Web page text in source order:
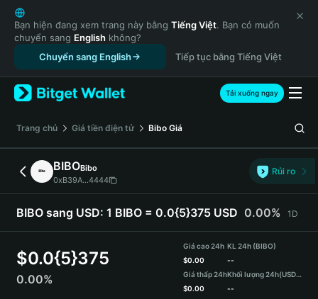
English
日本語
Tiếng Việt
Русский
Español (Latinoamérica)
Türkçe
Français
Deutsch
简体中文
繁體中文
Português (Portugal)
Bahasa Indonesia
ภาษาไทย
Español
Bạn hiện đang xem trang này bằng Tiếng Việt. Bạn có muốn
chuyển sang English không?
Chuyển sang English
Tiếp tục bằng Tiếng Việt
Tải xuống ngay
‌Trang chủ Giá tiền điện tử Bibo Giá
BIBOBibo
0xB39A...4444
Rủi ro
BIBO sang USD: 1 BIBO = 0.0{5}375 USD 0.00% 1D
$0.0{5}375
0.00%
Giá cao 24h
$0.00
Giá thấp 24h
$0.00
KL 24h (BIBO)
--
Khối lượng 24h(USDT)
--